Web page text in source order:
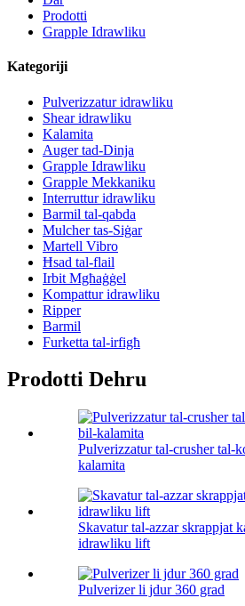
Prodotti
Grapple Idrawliku
Kategoriji
Pulverizzatur idrawliku
Shear idrawliku
Kalamita
Auger tad-Dinja
Grapple Idrawliku
Grapple Mekkaniku
Interruttur idrawliku
Barmil tal-qabda
Mulcher tas-Siġar
Martell Vibro
Ħsad tal-flail
Irbit Mgħaġġel
Kompattur idrawliku
Ripper
Barmil
Furketta tal-irfigħ
Prodotti Dehru
Pulverizzatur tal-crusher
kalamita
Skavatur tal-azzar skrappjat
idrawliku lift
Pulverizer li jdur 360 grad